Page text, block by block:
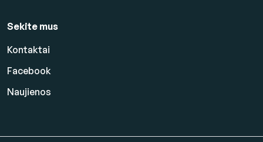
Sekite mus
Kontaktai
Facebook
Naujienos